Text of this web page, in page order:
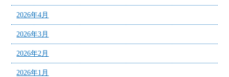
2026年4月
2026年3月
2026年2月
2026年1月